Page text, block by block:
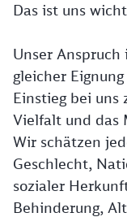
Das ist uns
Unser
gleicher
Einstieg bei
Vielfalt und das
Wir schätzen
Geschlecht,
sozialer
Behinderung,